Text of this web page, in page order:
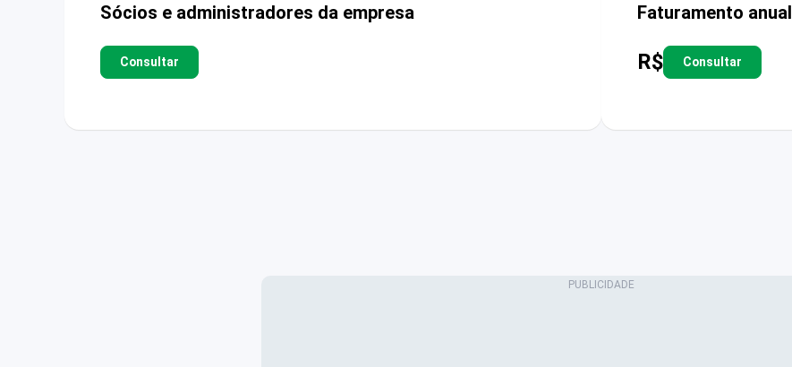
Sócios e administradores da empresa
Consultar
Faturamento anual
R$ Consultar